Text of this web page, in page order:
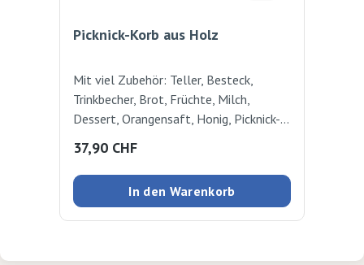
Picknick-Korb aus Holz
Mit viel Zubehör: Teller, Besteck,
Trinkbecher, Brot, Früchte, Milch,
Dessert, Orangensaft, Honig, Picknick-
tollen Spielspass. L:19 cm, H:17 cm,
B:26 cm
Regulärer Preis:
37,90 CHF
In den Warenkorb